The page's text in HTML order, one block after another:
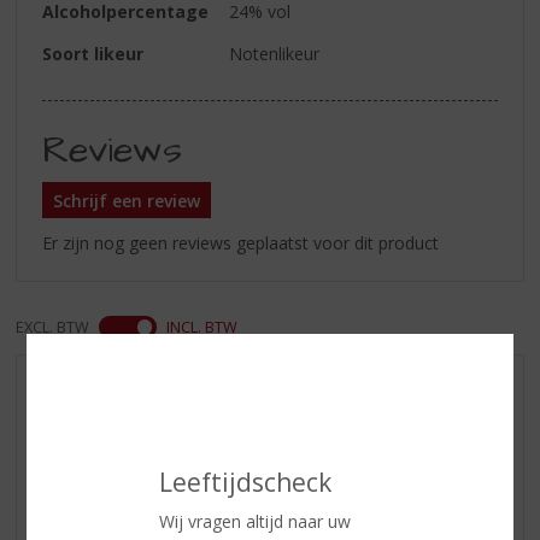
Leeftijdscheck
Wij vragen altijd naar uw
Alcoholpercentage
24% vol
Soort likeur
Notenlikeur
Reviews
Schrijf een review
Er zijn nog geen reviews geplaatst voor dit product
EXCL. BTW INCL. BTW
RUM VAN DE MAAND
BIER VAN DE MAAND